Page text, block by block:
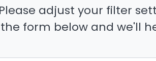
Please adjust your filter
form below and we'll